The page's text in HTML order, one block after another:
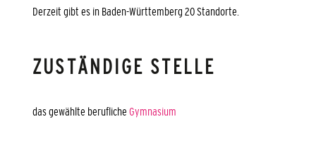
Derzeit gibt es in Baden-Württemberg 20 Standorte.
ZUSTÄNDIGE STELLE
das gewählte berufliche Gymnasium